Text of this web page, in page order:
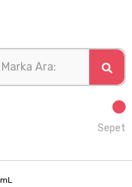
Sepet